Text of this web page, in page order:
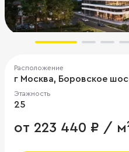
Расположение
г Москва, Боровское
Этажность
25
от 223 440 ₽ /